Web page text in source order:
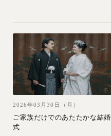
2026年03月30日（月）
ご家族だけでのあたたかな結婚
式